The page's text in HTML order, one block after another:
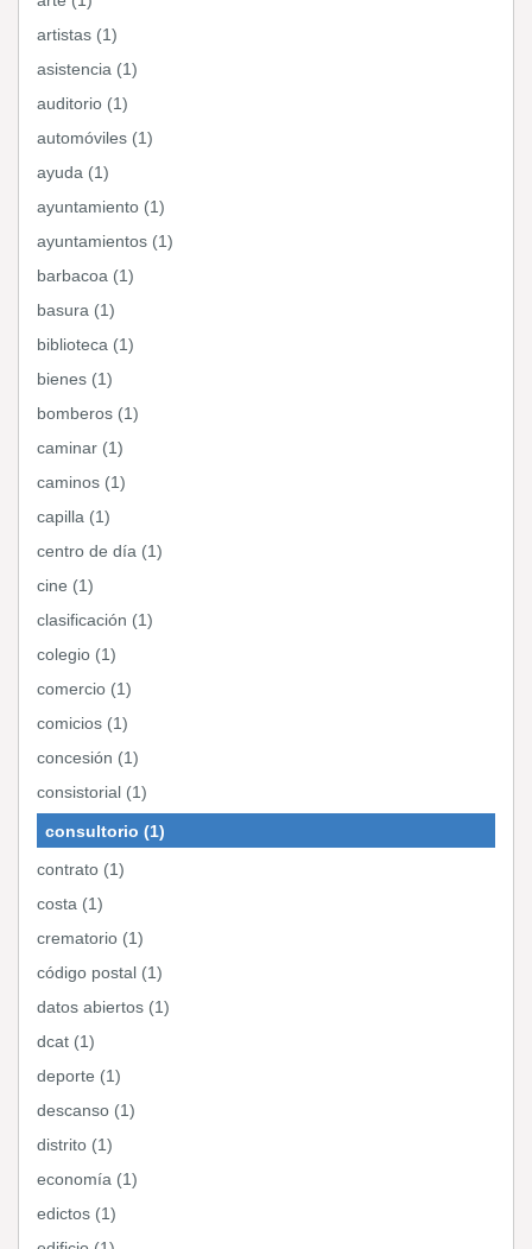
artistas (1)
asistencia (1)
auditorio (1)
automóviles (1)
ayuda (1)
ayuntamiento (1)
ayuntamientos (1)
barbacoa (1)
basura (1)
biblioteca (1)
bienes (1)
bomberos (1)
caminar (1)
caminos (1)
capilla (1)
centro de día (1)
cine (1)
clasificación (1)
colegio (1)
comercio (1)
comicios (1)
concesión (1)
consistorial (1)
consultorio (1)
contrato (1)
costa (1)
crematorio (1)
código postal (1)
datos abiertos (1)
dcat (1)
deporte (1)
descanso (1)
distrito (1)
economía (1)
edictos (1)